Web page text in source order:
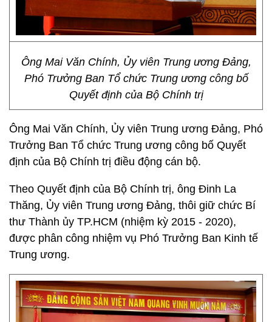
Ông Mai Văn Chính, Ủy viên Trung ương Đảng,
Phó Trưởng Ban Tổ chức Trung ương công bố
Quyết định của Bộ Chính trị
Ông Mai Văn Chính, Ủy viên Trung ương Đảng, Phó
Trưởng Ban Tổ chức Trung ương công bố Quyết
định của Bộ Chính trị điều động cán bộ.
Theo Quyết định của Bộ Chính trị, ông Đinh La
Thăng, Ủy viên Trung ương Đảng, thôi giữ chức Bí
thư Thành ủy TP.HCM (nhiệm kỳ 2015 - 2020),
được phân công nhiệm vụ Phó Trưởng Ban Kinh tế
Trung ương.